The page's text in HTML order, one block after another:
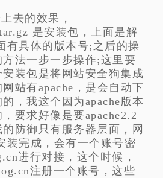
去的效果，
是安装包，上面是解
有具体的版本号;之后的操
法一步一步操作;这里要
装包是将网站安全狗集成
站有apache，是会自动下
，我这个因为apache版本
要求好像是要apache2.2
防御只有服务器层面，网
装完成，会有一个账号密
进行对接，这个时候，
注册一个账号，这些